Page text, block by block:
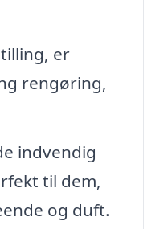
er
rengøring,
indvendig
til dem,
og duft.